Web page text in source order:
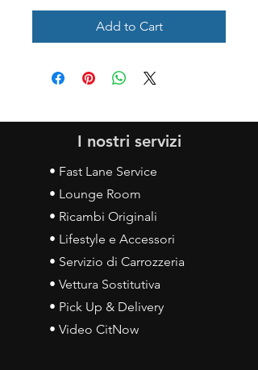
Add to Cart
I nostri servizi
• Fast Lane Service
• Lounge Room
• Ricambi Originali
• Lifestyle e Accessori
• Servizio di Carrozzeria
• Vettura Sostitutiva
• Pick Up & Delivery
• Video CitNow